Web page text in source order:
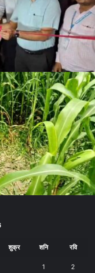
शुक्र शनि रवि
1 2